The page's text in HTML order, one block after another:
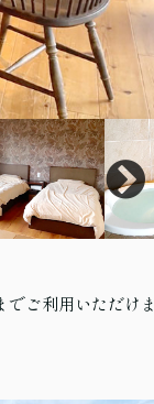
ご利用いただけま